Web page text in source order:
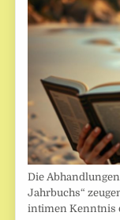
Die
Jahrbuchs“
intimen Kenntnis